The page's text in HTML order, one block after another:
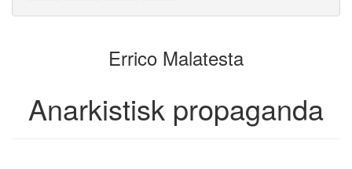
text
bokskaparen
for
bookbuilder
Errico Malatesta
Anarkistisk propaganda